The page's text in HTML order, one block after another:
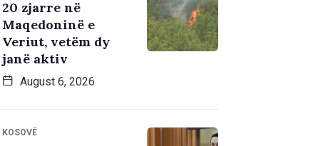
20 zjarre në
Maqedoninë e
Veriut, vetëm dy
janë aktiv
August 6, 2026
KOSOVË